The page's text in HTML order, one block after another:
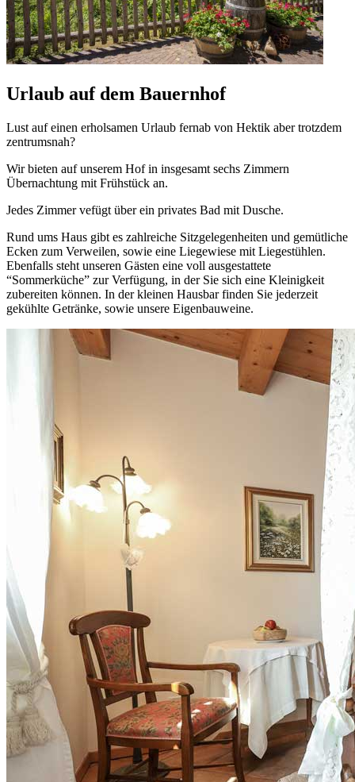
Urlaub auf dem Bauernhof
Lust auf einen erholsamen Urlaub fernab von Hektik aber trotzdem
zentrumsnah?
Wir bieten auf unserem Hof in insgesamt sechs Zimmern
Übernachtung mit Frühstück an.
Jedes Zimmer vefügt über ein privates Bad mit Dusche.
Rund ums Haus gibt es zahlreiche Sitzgelegenheiten und gemütliche
Ecken zum Verweilen, sowie eine Liegewiese mit Liegestühlen.
Ebenfalls steht unseren Gästen eine voll ausgestattete
“Sommerküche” zur Verfügung, in der Sie sich eine Kleinigkeit
zubereiten können. In der kleinen Hausbar finden Sie jederzeit
gekühlte Getränke, sowie unsere Eigenbauweine.